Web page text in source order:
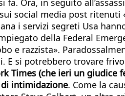
fa. Ora, in seguito
social media post ritenuti
i servizi segreti Usa
della Federal
e razzista».
E si potrebbero trovare
Times (che ieri un giudice
intimidazione. Come la